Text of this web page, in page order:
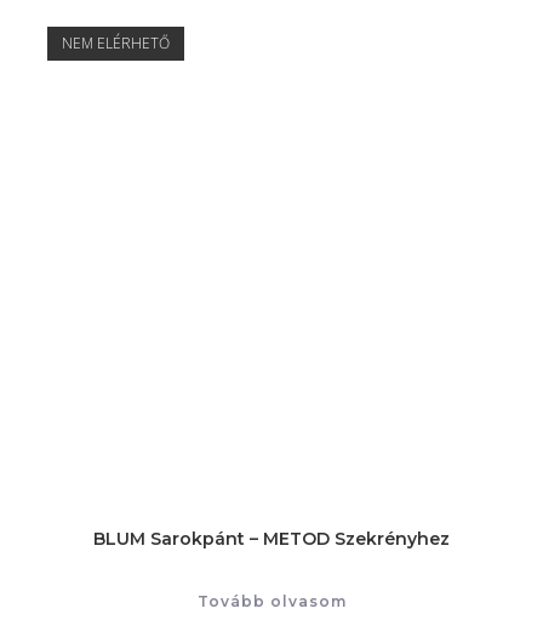
NEM ELÉRHETŐ
BLUM Sarokpánt – METOD Szekrényhez
Tovább olvasom